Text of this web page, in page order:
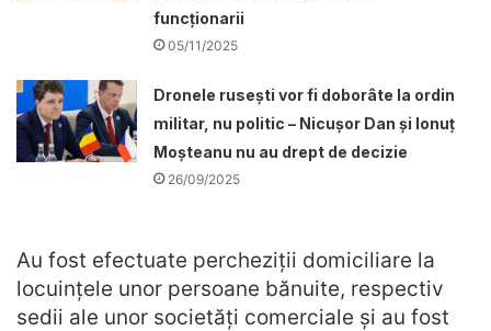
funcționarii
05/11/2025
Dronele ruseşti vor fi doborâte la ordin
militar, nu politic – Nicușor Dan și Ionuț
Moșteanu nu au drept de decizie
26/09/2025
Au fost efectuate percheziții domiciliare la
locuințele unor persoane bănuite, respectiv
sedii ale unor societăți comerciale și au fost